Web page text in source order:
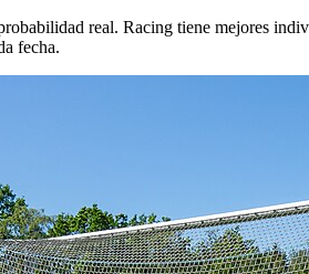
real. Racing tiene mejores
fecha.